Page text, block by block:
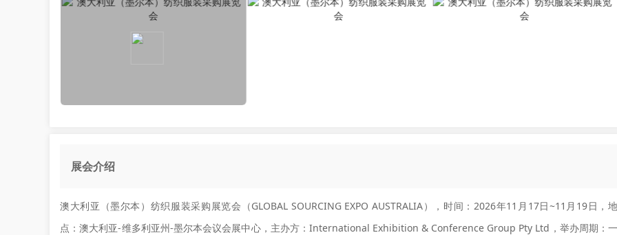
展会介绍
澳大利亚（墨尔本）纺织服装采购展览会（GLOBAL SOURCING EXPO AUSTRALIA），时间：2026年11月17日~11月19日，地
点：澳大利亚-维多利亚州-墨尔本会议会展中心，主办方：International Exhibition & Conference Group Pty Ltd，举办周期：一